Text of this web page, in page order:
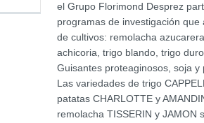
el Grupo Florimond Desprez
programas de investigación
de cultivos: remolacha
achicoria, trigo blando, trigo
Guisantes proteaginosos, soja y
Las variedades de trigo
patatas CHARLOTTE y
remolacha TISSERIN y JAMON